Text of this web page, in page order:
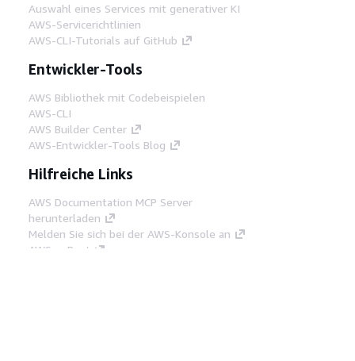
Auswahl eines Services mit generativer KI
AWS-Servicerichtlinien
AWS-CLI-Tutorials auf GitHub
Entwickler-Tools
AWS Bibliothek mit Codebeispielen
AWS-CLI
AWS Builder Center
AWS-Entwickler-Tools Blog
Hilfreiche Links
AWS Documentation MCP Server
herunterladen
Melden Sie sich bei der AWS-Konsole an
AWS re:Post